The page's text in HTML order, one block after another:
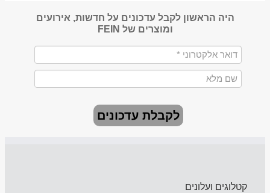
היה הראשון לקבל עדכונים על חדשות, אירועים
ומוצרים של FEIN
לקבלת עדכונים
קטלוגים ועלונים